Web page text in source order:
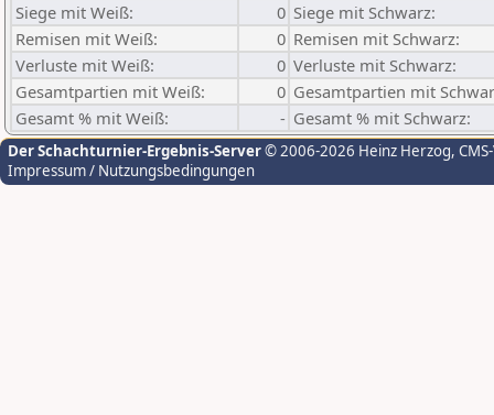
Siege mit Weiß:
0 Siege mit Schwarz:
Remisen mit Weiß:
0 Remisen mit Schwarz:
Verluste mit Weiß:
0 Verluste mit Schwarz:
Gesamtpartien mit Weiß:
0 Gesamtpartien mit
Gesamt % mit Weiß:
- Gesamt % mit Schwarz:
Der Schachturnier-Ergebnis-Server© 2006-2026 Heinz Herzog,
Impressum / Nutzungsbedingungen